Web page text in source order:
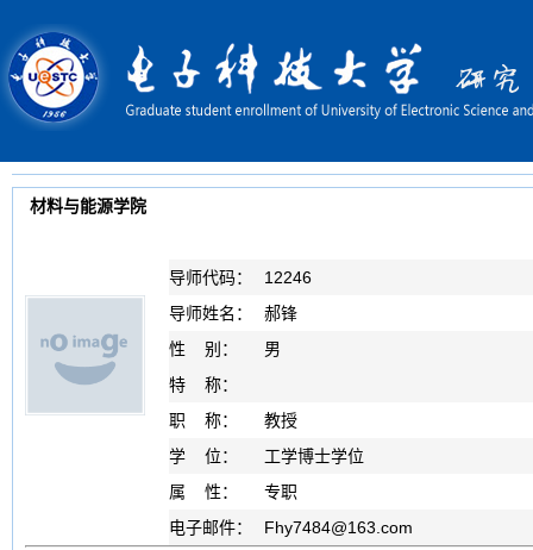
材料与能源学院
导师代码：
12246
导师姓名：
郝锋
性 别：
男
特 称：
职 称：
教授
学 位：
工学博士学位
属 性：
专职
电子邮件：
Fhy7484@163.com